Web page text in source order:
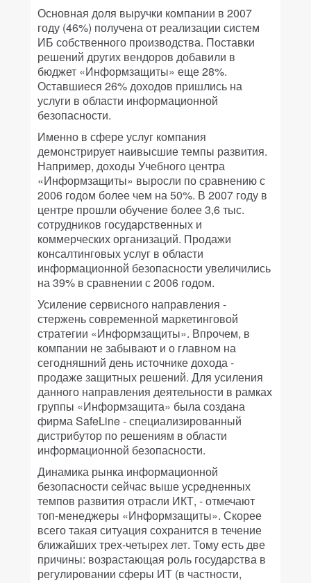
Основная доля выручки компании в 2007
году (46%) получена от реализации систем
ИБ собственного производства. Поставки
решений других вендоров добавили в
бюджет «Информзащиты» еще 28%.
Оставшиеся 26% доходов пришлись на
услуги в области информационной
безопасности.
Именно в сфере услуг компания
демонстрирует наивысшие темпы развития.
Например, доходы Учебного центра
«Информзащиты» выросли по сравнению с
2006 годом более чем на 50%. В 2007 году в
центре прошли обучение более 3,6 тыс.
сотрудников государственных и
коммерческих организаций. Продажи
консалтинговых услуг в области
информационной безопасности увеличились
на 39% в сравнении с 2006 годом.
Усиление сервисного направления -
стержень современной маркетинговой
стратегии «Информзащиты». Впрочем, в
компании не забывают и о главном на
сегодняшний день источнике дохода -
продаже защитных решений. Для усиления
данного направления деятельности в рамках
группы «Информзащита» была создана
фирма SafeLine - специализированный
дистрибутор по решениям в области
информационной безопасности.
Динамика рынка информационной
безопасности сейчас выше усредненных
темпов развития отрасли ИКТ, - отмечают
топ-менеджеры «Информзащиты». Скорее
всего такая ситуация сохранится в течение
ближайших трех-четырех лет. Тому есть две
причины: возрастающая роль государства в
регулировании сферы ИТ (в частности,